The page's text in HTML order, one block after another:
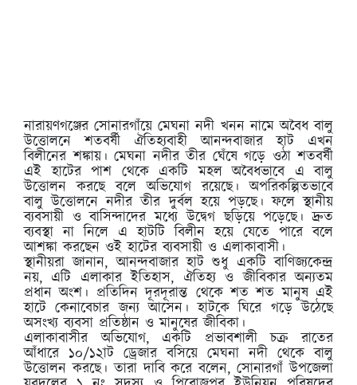
নারায়ণগঞ্জের সোনারগাঁয়ে মেঘনা নদী খনন নামে অবৈধ বালু
উত্তোলনে শতবর্ষী ঐতিহ্যবাহী আনন্দবাজার হাট এখন
বিলীনের শঙ্কায়। মেঘনা নদীর তীর ঘেঁষে গড়ে ওঠা শতবর্ষী
এই হাটের পাশ থেকে একটি মহল অবৈধভাবে এ বালু
উত্তোলন করছে বলে অভিযোগ রয়েছে। অপরিকল্পিতভাবে
বালু উত্তোলনে নদীর তীর দুর্বল হয়ে পড়ছে। ফলে স্থানীয়
ব্যবসায়ী ও বাসিন্দাদের মধ্যে উদ্বেগ ছড়িয়ে পড়েছে। দ্রুত
ব্যবস্থা না নিলে এ হাটটি বিলীন হয়ে যেতে পারে বলে
আশঙ্কা করছেন ওই হাটের ব্যবসায়ী ও এলাকাবাসী।
স্থানীয়রা জানান, আনন্দবাজার হাট শুধু একটি বাণিজ্যকেন্দ্র
নয়, এটি এলাকার ইতিহাস, ঐতিহ্য ও জীবিকার অন্যতম
প্রধান অংশ। প্রতিদিন দূরদূরান্ত থেকে শত শত মানুষ এই
হাটে কেনাবেচার জন্য আসেন। হাটকে ঘিরে গড়ে উঠেছে
অসংখ্য ব্যবসা প্রতিষ্ঠান ও মানুষের জীবিকা।
এলাকাবাসীর অভিযোগ, একটি প্রভাবশালী চক্র রাতের
আঁধারে ১০/১২াট ড্রেজার বসিয়ে মেঘনা নদী থেকে বালু
উত্তোলন করছে। তারা দাবি করে বলেন, সোনারগাঁ উপজেলা